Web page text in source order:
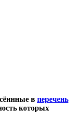
в перечень
которых